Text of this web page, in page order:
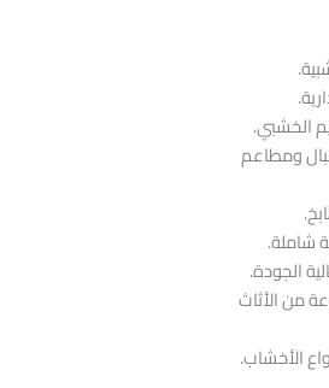
الخشبي.
ومطاعم
شاملة.
الجودة.
من الأثاث
الأخشاب.